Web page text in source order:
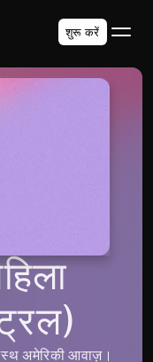
अमेरिकी आवाज़।
शुरू करें